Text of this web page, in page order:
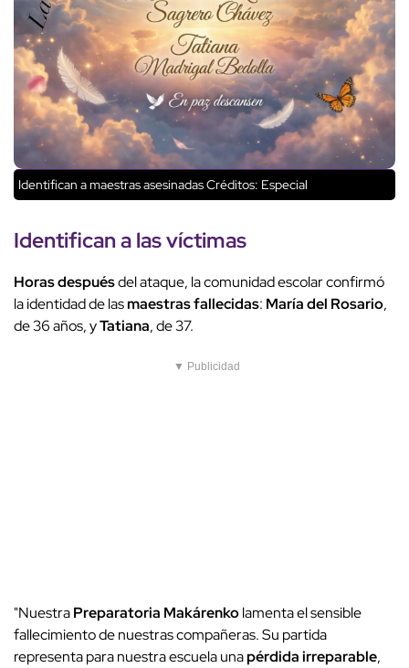
Identifican a maestras asesinadasCréditos: Especial
Identificana lasvíctimas
Horas despuésdel ataque, la comunidad escolar confirmó
la identidad de lasmaestras fallecidas: María del Rosario,
de 36 años, yTatiana, de 37.
▼ Publicidad
"NuestraPreparatoria Makárenkolamenta el sensible
fallecimiento de nuestras compañeras. Su partida
representa para nuestra escuela unapérdida irreparable,